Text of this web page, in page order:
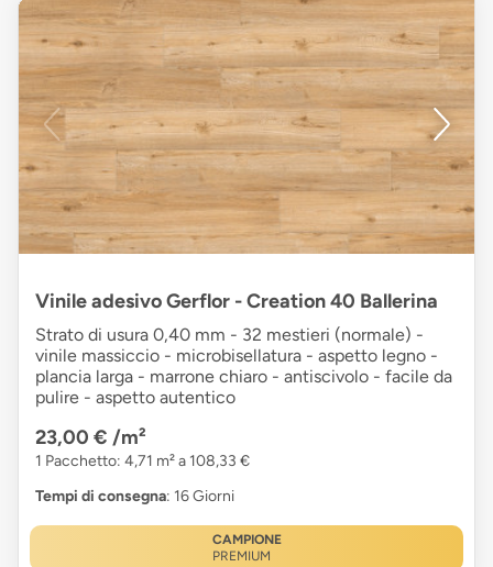
Vinile adesivo Gerflor - Creation 40 Ballerina
Strato di usura 0,40 mm - 32 mestieri (normale) -
vinile massiccio - microbisellatura - aspetto legno -
plancia larga - marrone chiaro - antiscivolo - facile da
pulire - aspetto autentico
23,00 € /m²
1 Pacchetto: 4,71 m² a 108,33 €
Tempi di consegna: 16 Giorni
CAMPIONE
PREMIUM